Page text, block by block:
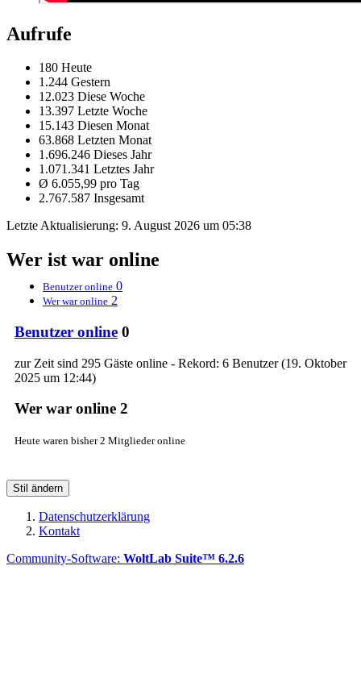
Aufrufe
180 Heute
1.244 Gestern
12.023 Diese Woche
13.397 Letzte Woche
15.143 Diesen Monat
63.868 Letzten Monat
1.696.246 Dieses Jahr
1.071.341 Letztes Jahr
Ø 6.055,99 pro Tag
2.767.587 Insgesamt
Letzte Aktualisierung: 9. August 2026 um 05:38
Wer ist war online
Benutzer online 0
Wer war online 2
Benutzer online 0
zur Zeit sind 295 Gäste online - Rekord: 6 Benutzer (19. Oktober
2025 um 12:44)
Wer war online 2
Heute waren bisher 2 Mitglieder online
Stil ändern
Datenschutzerklärung
Kontakt
Community-Software: WoltLab Suite™ 6.2.6